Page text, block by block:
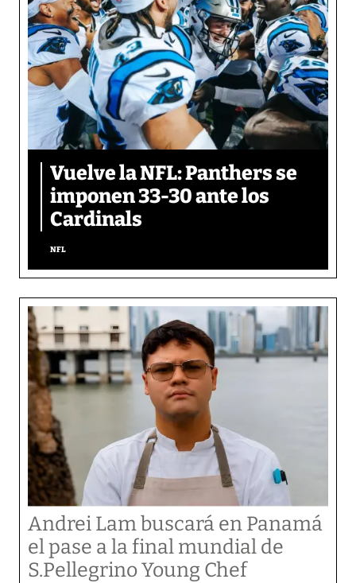
Vuelve la NFL: Panthers se
imponen 33-30 ante los
Cardinals
NFL
Andrei Lam buscará en Panamá
el pase a la final mundial de
S.Pellegrino Young Chef